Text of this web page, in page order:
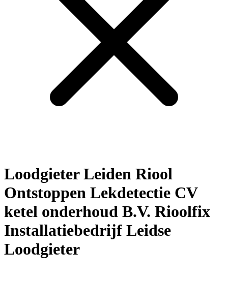
Loodgieter Leiden Riool
Ontstoppen Lekdetectie CV
ketel onderhoud B.V. Rioolfix
Installatiebedrijf Leidse
Loodgieter